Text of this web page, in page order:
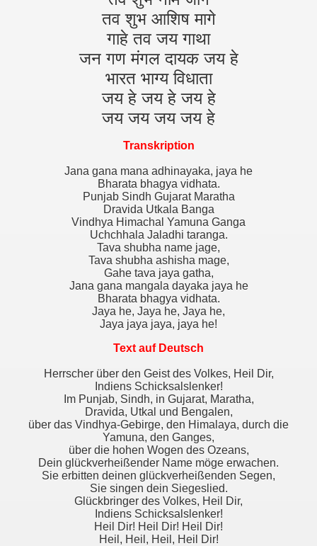
तव शुभ आशिष मागे
गाहे तव जय गाथा
जन गण मंगल दायक जय हे
भारत भाग्य विधाता
जय हे जय हे जय हे
जय जय जय जय हे
Transkription
Jana gana mana adhinayaka, jaya he
Bharata bhagya vidhata.
Punjab Sindh Gujarat Maratha
Dravida Utkala Banga
Vindhya Himachal Yamuna Ganga
Uchchhala Jaladhi taranga.
Tava shubha name jage,
Tava shubha ashisha mage,
Gahe tava jaya gatha,
Jana gana mangala dayaka jaya he
Bharata bhagya vidhata.
Jaya he, Jaya he, Jaya he,
Jaya jaya jaya, jaya he!
Text auf Deutsch
Herrscher über den Geist des Volkes, Heil Dir,
Indiens Schicksalslenker!
Im Punjab, Sindh, in Gujarat, Maratha,
Dravida, Utkal und Bengalen,
über das Vindhya-Gebirge, den Himalaya, durch die
Yamuna, den Ganges,
über die hohen Wogen des Ozeans,
Dein glückverheißender Name möge erwachen.
Sie erbitten deinen glückverheißenden Segen,
Sie singen dein Siegeslied.
Glückbringer des Volkes, Heil Dir,
Indiens Schicksalslenker!
Heil Dir! Heil Dir! Heil Dir!
Heil, Heil, Heil, Heil Dir!